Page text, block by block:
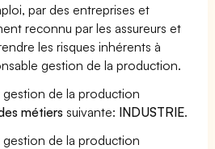
par des entreprises et
reconnu par les assureurs et
les risques inhérents à
gestion de la production.
gestion de la production
métiers suivante: INDUSTRIE.
gestion de la production